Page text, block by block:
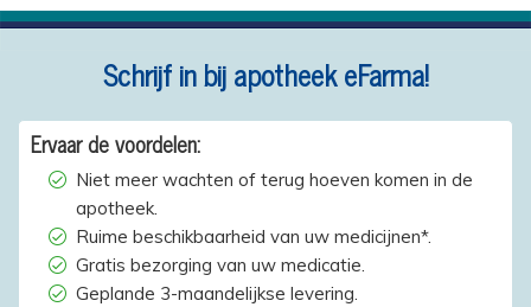
Schrijf in bij apotheek eFarma!
Ervaar de voordelen:
Niet meer wachten of terug hoeven komen in de
apotheek.
Ruime beschikbaarheid van uw medicijnen*.
Gratis bezorging van uw medicatie.
Geplande 3-maandelijkse levering.